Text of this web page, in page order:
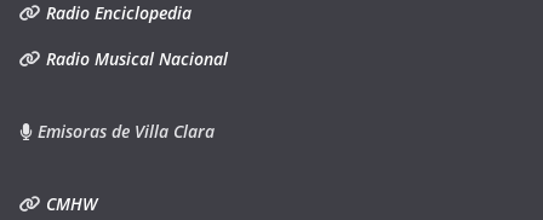
Radio Enciclopedia
Radio Musical Nacional
Emisoras de Villa Clara
CMHW